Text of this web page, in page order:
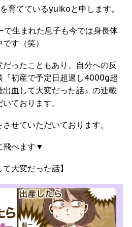
育てているyuikoと申します。
生まれた息子も今では身長体
す（笑）
ったこともあり、自分への反
『初産で予定日超過し4000g超
血して大変だった話』の連載
ております。
せていただいております。
飛べます▼
大変だった話】